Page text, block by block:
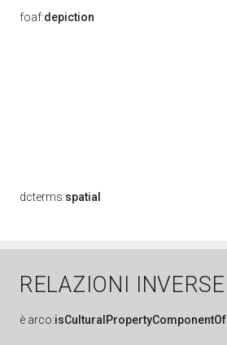
foaf:depiction
dcterms:spatial
RELAZIONI INVERSE
è arco:isCulturalPropertyComponentOf